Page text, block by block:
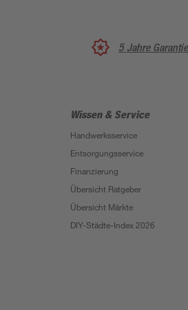
5 Jahre
Wissen & Service
Handwerksservice
Entsorgungsservice
Finanzierung
Übersicht Ratgeber
Übersicht Märkte
DIY-Städte-Index 2026